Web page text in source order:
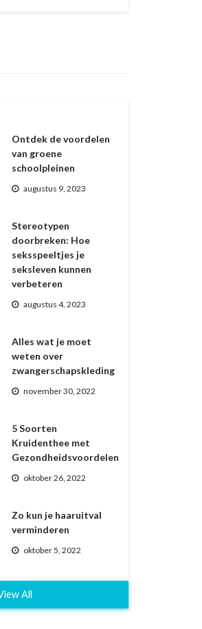
Ontdek de voordelen
van groene
schoolpleinen
augustus 9, 2023
Stereotypen
doorbreken: Hoe
seksspeeltjes je
seksleven kunnen
verbeteren
augustus 4, 2023
Alles wat je moet
weten over
zwangerschapskleding
november 30, 2022
5 Soorten
Kruidenthee met
Gezondheidsvoordelen
oktober 26, 2022
Zo kun je haaruitval
verminderen
oktober 5, 2022
All